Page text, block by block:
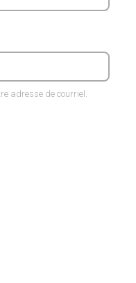
adresse de courriel.